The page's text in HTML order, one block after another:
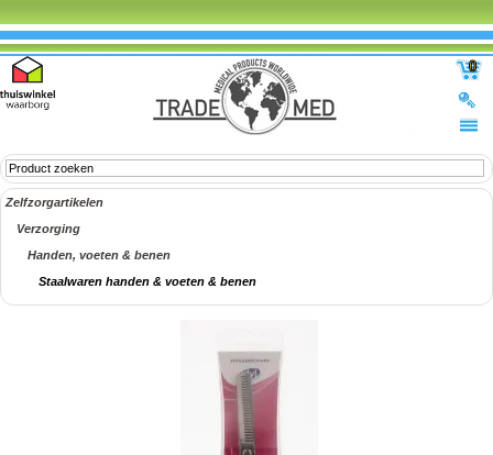
0
Zelfzorgartikelen
Verzorging
Handen, voeten & benen
Staalwaren handen & voeten & benen